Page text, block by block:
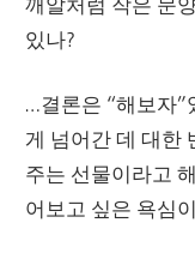
있나?
…결론은 “해보자”
게 넘어간 데 대한
주는 선물이라고
어보고 싶은 욕심